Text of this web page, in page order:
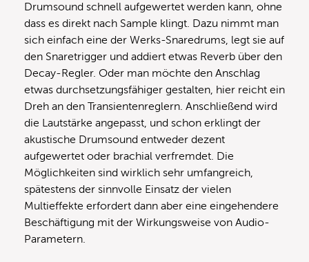
Drumsound schnell aufgewertet werden kann, ohne
dass es direkt nach Sample klingt. Dazu nimmt man
sich einfach eine der Werks-Snaredrums, legt sie auf
den Snaretrigger und addiert etwas Reverb über den
Decay-Regler. Oder man möchte den Anschlag
etwas durchsetzungsfähiger gestalten, hier reicht ein
Dreh an den Transientenreglern. Anschließend wird
die Lautstärke angepasst, und schon erklingt der
akustische Drumsound entweder dezent
aufgewertet oder brachial verfremdet. Die
Möglichkeiten sind wirklich sehr umfangreich,
spätestens der sinnvolle Einsatz der vielen
Multieffekte erfordert dann aber eine eingehendere
Beschäftigung mit der Wirkungsweise von Audio-
Parametern.